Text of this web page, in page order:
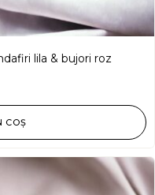
lila & bujori roz
COȘ